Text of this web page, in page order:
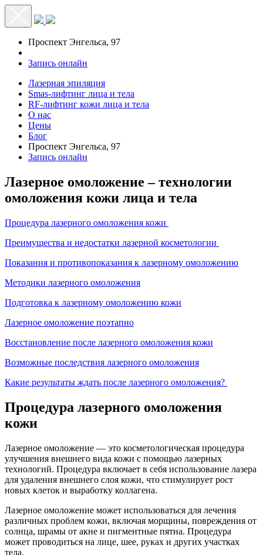
Проспект Энгельса, 97
Запись онлайн
Лазерная эпиляция
Smas-лифтинг лица и тела
RF-лифтинг кожи лица и тела
О нас
Цены
Блог
Проспект Энгельса, 97
Запись онлайн
Лазерное омоложение – технологии
омоложения кожи лица и тела
Процедура лазерного омоложения кожи
Преимущества и недостатки лазерной косметологии
Показания и противопоказания к лазерному омоложению
Методики лазерного омоложения
Подготовка к лазерному омоложению кожи
Лазерное омоложение поэтапно
Восстановление после лазерного омоложения кожи
Возможные последствия лазерного омоложения
Какие результаты ждать после лазерного омоложения?
Процедура лазерного омоложения
кожи
Лазерное омоложение — это косметологическая процедура
улучшения внешнего вида кожи с помощью лазерных
технологий. Процедура включает в себя использование лазера
для удаления внешнего слоя кожи, что стимулирует рост
новых клеток и выработку коллагена.
Лазерное омоложение может использоваться для лечения
различных проблем кожи, включая морщины, повреждения от
солнца, шрамы от акне и пигментные пятна. Процедура
может проводиться на лице, шее, руках и других участках
тела.